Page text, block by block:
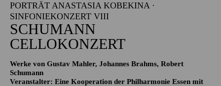
PORTRÄT ANASTASIA KOBEKINA ·
SINFONIEKONZERT VIII
SCHUMANN
CELLOKONZERT
Werke von Gustav Mahler, Johannes Brahms, Robert
Schumann
Veranstalter: Eine Kooperation der Philharmonie Essen mit